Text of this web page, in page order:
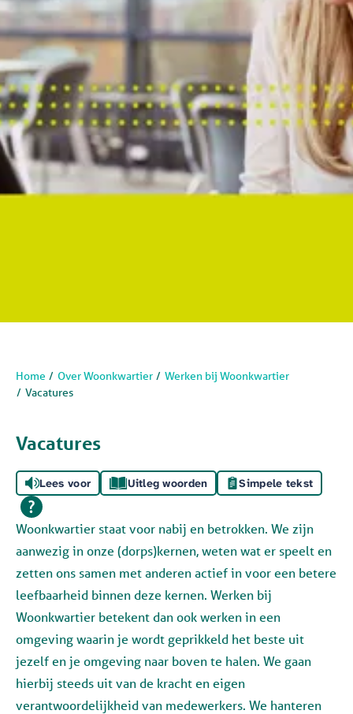
Home Over Woonkwartier
Werken bij Woonkwartier
Vacatures
Vacatures
Lees voor Uitleg woorden Simpele tekst
Woonkwartier staat voor nabij en betrokken. We zijn
aanwezig in onze (dorps)kernen, weten wat er speelt en
zetten ons samen met anderen actief in voor een betere
leefbaarheid binnen deze kernen. Werken bij
Woonkwartier betekent dan ook werken in een
omgeving waarin je wordt geprikkeld het beste uit
jezelf en je omgeving naar boven te halen. We gaan
hierbij steeds uit van de kracht en eigen
verantwoordelijkheid van medewerkers. We hanteren